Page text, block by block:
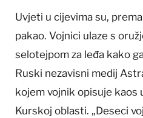
Uvjeti u cijevima su,
pakao. Vojnici ulaze s
selotejpom za leđa kako
Ruski nezavisni medij
kojem vojnik opisuje kaos
Kurskoj oblasti. „Deseci